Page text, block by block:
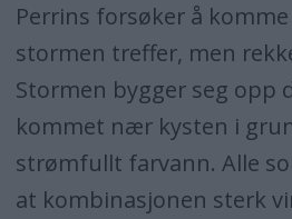
Perrins forsøker å
stormen treffer, men
Stormen bygger seg opp
kommet nær kysten i
strømfullt farvann. Alle
at kombinasjonen sterk